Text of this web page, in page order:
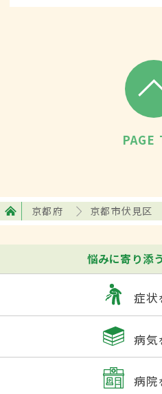
PAGE
京都府 京都市伏見区
悩みに寄り添
症状
病気
病院